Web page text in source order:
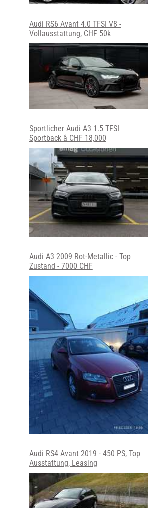
Audi RS6 Avant 4.0 TFSI V8 -
Vollausstattung, CHF 50k
Sportlicher Audi A3 1.5 TFSI
Sportback â CHF 18,000
Audi A3 2009 Rot-Metallic - Top
Zustand - 7000 CHF
Audi RS4 Avant 2019 - 450 PS, Top
Ausstattung, Leasing